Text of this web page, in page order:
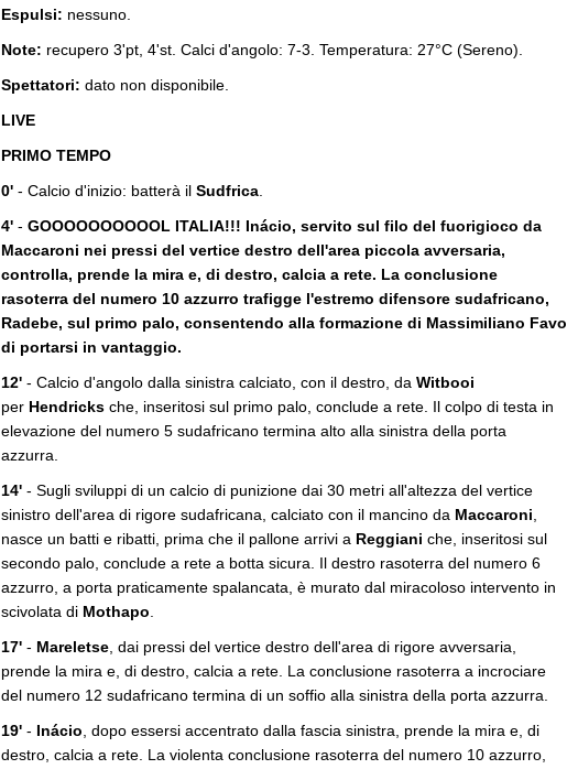
Espulsi: nessuno.
Note: recupero 3'pt, 4'st. Calci d'angolo: 7-3. Temperatura: 27°C (Sereno).
Spettatori: dato non disponibile.
LIVE
PRIMO TEMPO
0' - Calcio d'inizio: batterà il Sudfrica
4' - GOOOOOOOOOOL ITALIA!!! Inácio, servito sul filo del fuorigioco da
Maccaroni nei pressi del vertice destro dell'area piccola avversaria,
controlla, prende la mira e, di destro, calcia a rete. La conclusione
rasoterra del numero 10 azzurro trafigge l'estremo difensore sudafricano,
Radebe, sul primo palo, consentendo alla formazione di Massimiliano Favo
di portarsi in vantaggio.
12' - Calcio d'angolo dalla sinistra calciato, con il destro, da Witbooi
per Hendricks che, inseritosi sul primo palo, conclude a rete. Il colpo di testa in
elevazione del numero 5 sudafricano termina alto alla sinistra della porta
azzurra.
14' - Sugli sviluppi di un calcio di punizione dai 30 metri all'altezza del vertice
sinistro dell'area di rigore sudafricana, calciato con il mancino da Maccaroni
nasce un batti e ribatti, prima che il pallone arrivi a Reggiani che, inseritosi sul
secondo palo, conclude a rete a botta sicura. Il destro rasoterra del numero 6
azzurro, a porta praticamente spalancata, è murato dal miracoloso intervento in
scivolata di Mothapo
17' - Mareletse , dai pressi del vertice destro dell'area di rigore avversaria,
prende la mira e, di destro, calcia a rete. La conclusione rasoterra a incrociare
del numero 12 sudafricano termina di un soffio alla sinistra della porta azzurra.
19' - Inácio , dopo essersi accentrato dalla fascia sinistra, prende la mira e, di
destro, calcia a rete. La violenta conclusione rasoterra del numero 10 azzurro,